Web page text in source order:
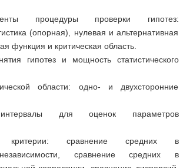
процедуры проверки гипотез:
(опорная), нулевая и альтернативная
функция и критическая область.
гипотез и мощность статистического
области: одно- и двухсторонние
интервалы для оценок параметров
критерии: сравнение средних в
сравнение средних в